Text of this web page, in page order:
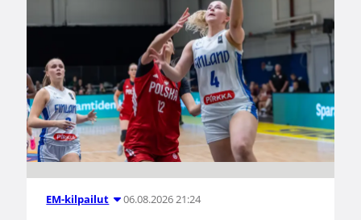
EM-kilpailut 06.08.2026 21:24